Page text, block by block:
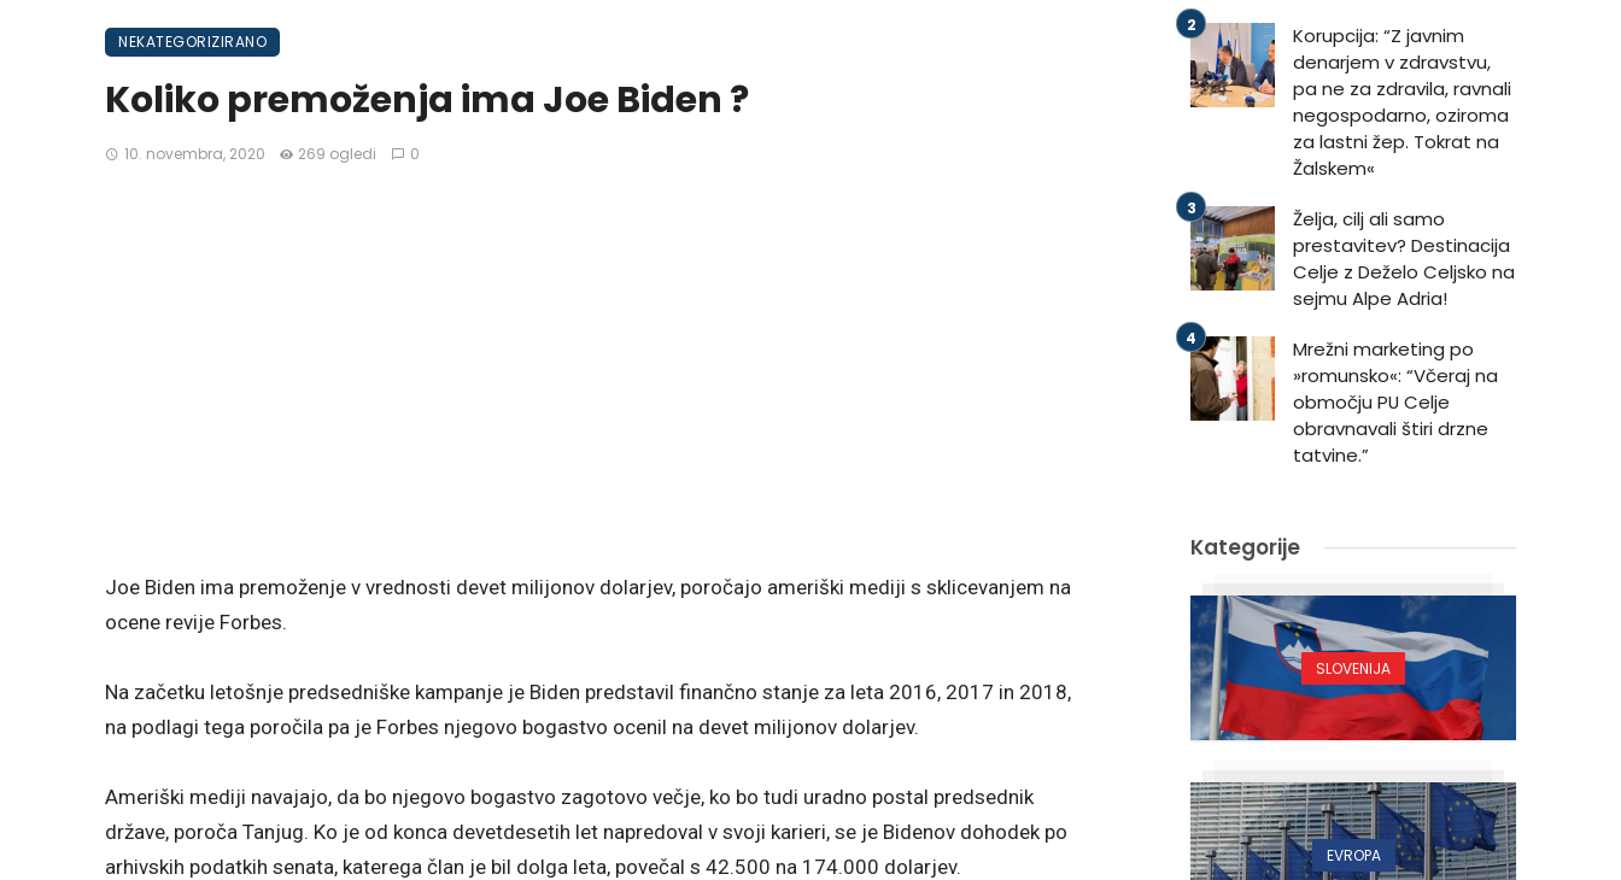
NEKATEGORIZIRANO
Koliko premoženja ima Joe Biden ?
10. novembra, 2020 269 ogledi 0
Joe Biden ima premoženje v vrednosti devet milijonov dolarjev, poročajo ameriški mediji s sklicevanjem na
ocene revije Forbes.
Na začetku letošnje predsedniške kampanje je Biden predstavil finančno stanje za leta 2016, 2017 in 2018,
na podlagi tega poročila pa je Forbes njegovo bogastvo ocenil na devet milijonov dolarjev.
Ameriški mediji navajajo, da bo njegovo bogastvo zagotovo večje, ko bo tudi uradno postal predsednik
države, poroča Tanjug. Ko je od konca devetdesetih let napredoval v svoji karieri, se je Bidenov dohodek po
arhivskih podatkih senata, katerega član je bil dolga leta, povečal s 42.500 na 174.000 dolarjev.
Korupcija: “Z javnim
denarjem v zdravstvu,
pa ne za zdravila, ravnali
negospodarno, oziroma
za lastni žep. Tokrat na
Žalskem«
Želja, cilj ali samo
prestavitev? Destinacija
Celje z Deželo Celjsko na
sejmu Alpe Adria!
Mrežni marketing po
»romunsko«: “Včeraj na
območju PU Celje
obravnavali štiri drzne
tatvine.”
Kategorije
SLOVENIJA
EVROPA